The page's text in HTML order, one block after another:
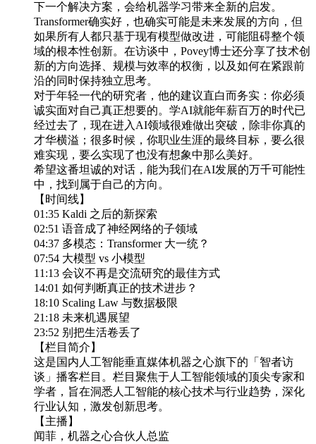
下一个解决方案，会给机器学习带来全新的启发。
Transformer确实好，也确实可能是未来发展的方向，但
如果所有人都只基于现有模型做改进，可能阻碍整个领
域的根本性创新。在访谈中，Povey博士还分享了技术创
新的方向选择、规模与效率的权衡，以及如何在紧跟前
沿的同时保持独立思考。
对于年轻一代的研究者，他的建议直白而务实：你必须
诚实面对自己真正想要的。学AI就能年薪百万的时代已
经过去了，现在进入AI领域很难做出突破，除非你真的
才华横溢；很多时候，你职业生涯的最终目标，要么很
难实现，要么实现了也没有想象中那么美好。
希望这番坦诚的对话，能为我们在AI发展的万千可能性
中，找到属于自己的方向。
【时间线】
01:35 Kaldi 之后的新探索
02:51 语音成了神经网络的子领域
04:37 多模态：Transformer 大一统？
07:54 大模型 vs 小模型
11:13 会议不再是交流研究的最佳方式
14:01 如何判断真正的技术进步？
18:10 Scaling Law 与数据极限
21:18 未来机遇展望
23:52 别把生活卷丢了
【栏目简介】
这是国内人工智能垂直媒体机器之心旗下的「智者访
谈」播客栏目。栏目聚焦于人工智能领域的顶尖专家和
学者，旨在洞悉人工智能的核心技术与行业趋势，深化
行业认知，激发创新思考。
【主播】
闻菲，机器之心合伙人总监